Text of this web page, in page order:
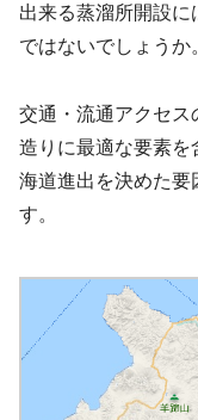
出来る蒸溜所開設
ではないでしょうか
交通・流通アクセス
造りに最適な要素を
海道進出を決めた要
す。